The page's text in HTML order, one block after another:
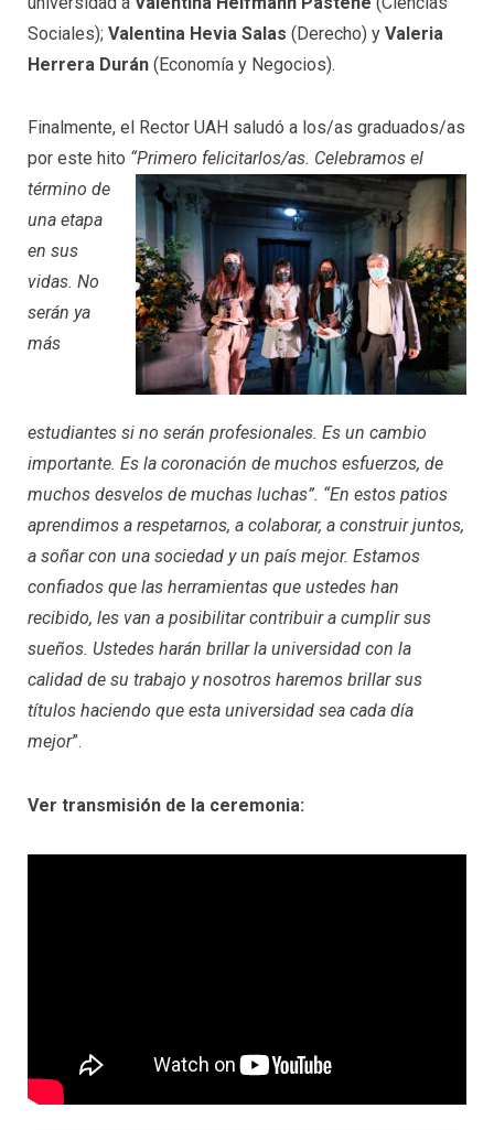
Sociales); Valentina Hevia Salas (Derecho) y Valeria
Herrera Durán (Economía y Negocios).
Finalmente, el Rector UAH saludó a los/as graduados/as
por este hito “Primero felicitarlos/as. Celebramos el
término de
una etapa
en sus
vidas. No
serán ya
más
estudiantes si no serán profesionales. Es un cambio
importante. Es la coronación de muchos esfuerzos, de
muchos desvelos de muchas luchas”. “En estos patios
aprendimos a respetarnos, a colaborar, a construir juntos,
a soñar con una sociedad y un país mejor. Estamos
confiados que las herramientas que ustedes han
recibido, les van a posibilitar contribuir a cumplir sus
sueños. Ustedes harán brillar la universidad con la
calidad de su trabajo y nosotros haremos brillar sus
títulos haciendo que esta universidad sea cada día
mejor”.
Ver transmisión de la ceremonia: